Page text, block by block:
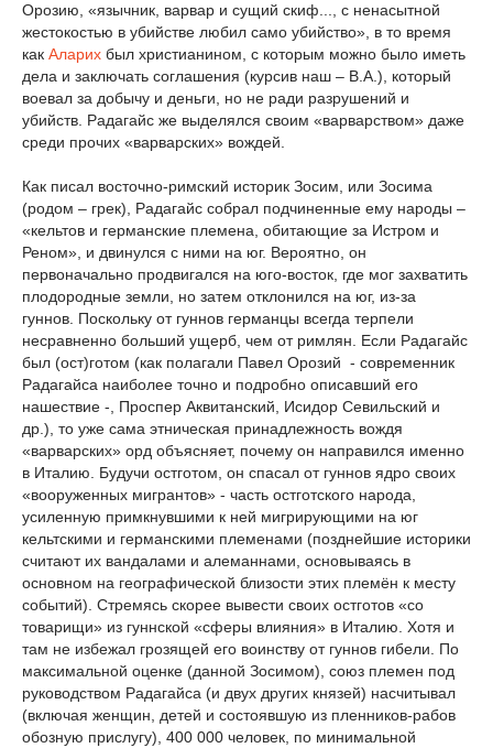
Орозию, «язычник, варвар и сущий скиф..., с ненасытной
жестокостью в убийстве любил само убийство», в то время
как Аларих был христианином, с которым можно было иметь
дела и заключать соглашения (курсив наш – В.А.), который
воевал за добычу и деньги, но не ради разрушений и
убийств. Радагайс же выделялся своим «варварством» даже
среди прочих «варварских» вождей.
Как писал восточно-римский историк Зосим, или Зосима
(родом – грек), Радагайс собрал подчиненные ему народы –
«кельтов и германские племена, обитающие за Истром и
Реном», и двинулся с ними на юг. Вероятно, он
первоначально продвигался на юго-восток, где мог захватить
плодородные земли, но затем отклонился на юг, из-за
гуннов. Поскольку от гуннов германцы всегда терпели
несравненно больший ущерб, чем от римлян. Если Радагайс
был (ост)готом (как полагали Павел Орозий - современник
Радагайса наиболее точно и подробно описавший его
нашествие -, Проспер Аквитанский, Исидор Севильский и
др.), то уже сама этническая принадлежность вождя
«варварских» орд объясняет, почему он направился именно
в Италию. Будучи остготом, он спасал от гуннов ядро своих
«вооруженных мигрантов» - часть остготского народа,
усиленную примкнувшими к ней мигрирующими на юг
кельтскими и германскими племенами (позднейшие историки
считают их вандалами и алеманнами, основываясь в
основном на географической близости этих племён к месту
событий). Стремясь скорее вывести своих остготов «со
товарищи» из гуннской «сферы влияния» в Италию. Хотя и
там не избежал грозящей его воинству от гуннов гибели. По
максимальной оценке (данной Зосимом), союз племен под
руководством Радагайса (и двух других князей) насчитывал
(включая женщин, детей и состоявшую из пленников-рабов
обозную прислугу), 400 000 человек, по минимальной